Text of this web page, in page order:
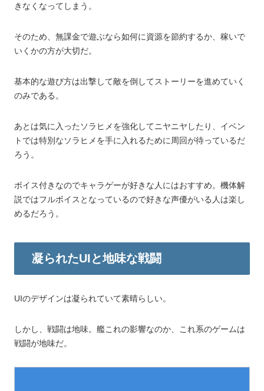
きなくなってしまう。
そのため、無課金で遊ぶなら如何に資源を節約するか、稼いで
いくかの方が大切だ。
基本的な遊び方は出撃して敵を倒してストーリーを進めていく
のみである。
あとは気に入ったソラヒメを強化してニヤニヤしたり、イベン
トでは特別なソラヒメを手に入れるために周回が待っているだ
ろう。
ボイス付きなのでキャラゲーが好きな人にはおすすめ。機体解
説ではフルボイスとなっているので好きな声優がいる人は楽し
めるだろう。
凝られたUIと地味な戦闘
UIのデザインは凝られていて素晴らしい。
しかし、戦闘は地味。艦これの影響なのか、これ系のゲームは
戦闘が地味だ。